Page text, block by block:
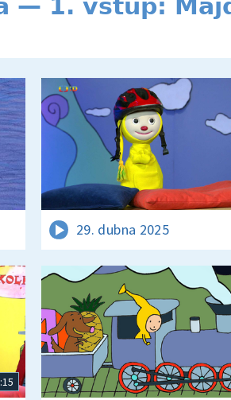
— 1. vstup:
29. dubna 2025